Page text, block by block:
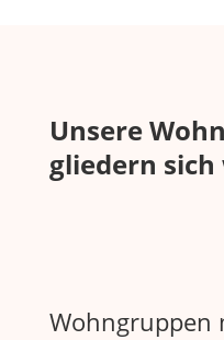
Unsere
gliedern
Wohngruppen